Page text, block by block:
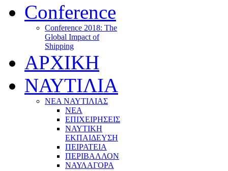
Conference
Conference 2018: The
Global Impact of
Shipping
ΑΡΧΙΚΗ
ΝΑΥΤΙΛΙΑ
ΝΕΑ ΝΑΥΤΙΛΙΑΣ
ΝΕΑ
ΕΠΙΧΕΙΡΗΣΕΙΣ
ΝΑΥΤΙΚΗ
ΕΚΠΑΙΔΕΥΣΗ
ΠΕΙΡΑΤΕΙΑ
ΠΕΡΙΒΑΛΛΟΝ
ΝΑΥΛΑΓΟΡΑ